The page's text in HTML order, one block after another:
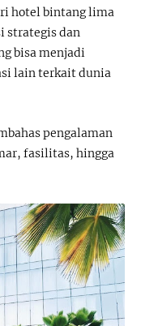
hotel bintang lima
strategis dan
bisa menjadi
lain terkait dunia
pengalaman
fasilitas, hingga